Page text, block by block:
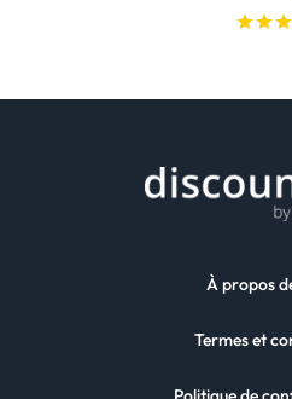
À propos
Termes et